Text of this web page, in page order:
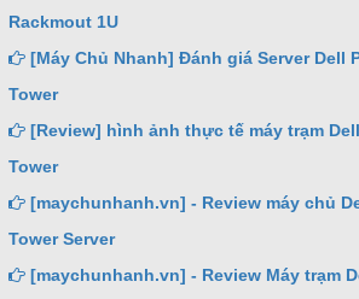
Rackmout 1U
[Máy Chủ Nhanh] Đánh giá Server Dell
Tower
[Review] hình ảnh thực tế máy trạm
Tower
[maychunhanh.vn] - Review máy chủ
Tower Server
[maychunhanh.vn] - Review Máy trạm